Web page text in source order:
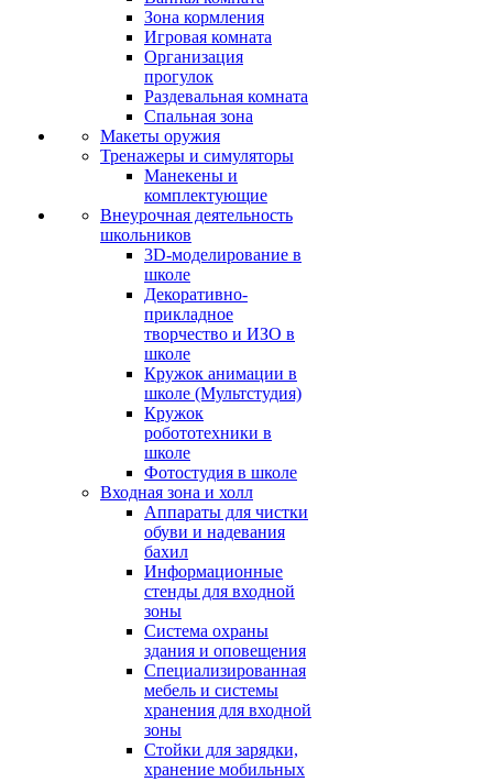
Зона кормления
Игровая комната
Организация
прогулок
Раздевальная комната
Спальная зона
Макеты оружия
Тренажеры и симуляторы
Манекены и
комплектующие
Внеурочная деятельность
школьников
3D-моделирование в
школе
Декоративно-
прикладное
творчество и ИЗО в
школе
Кружок анимации в
школе (Мультстудия)
Кружок
робототехники в
школе
Фотостудия в школе
Входная зона и холл
Аппараты для чистки
обуви и надевания
бахил
Информационные
стенды для входной
зоны
Система охраны
здания и оповещения
Специализированная
мебель и системы
хранения для входной
зоны
Стойки для зарядки,
хранение мобильных